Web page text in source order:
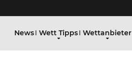
News Wett Tipps Wettanbieter